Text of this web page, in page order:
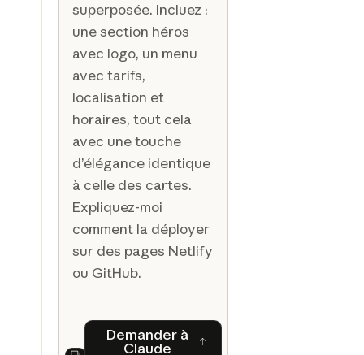
superposée. Incluez :
une section héros
avec logo, un menu
avec tarifs,
localisation et
horaires, tout cela
avec une touche
d’élégance identique
à celle des cartes.
Expliquez-moi
comment la déployer
sur des pages Netlify
ou GitHub.
Demander à
ClaudeDemander à Claude